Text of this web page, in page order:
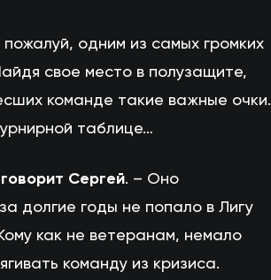
одним из самых громких
свое место в полузащите,
команде такие важные очки.
таблице…
говорит Сергей. – Оно
долгие годы не попало в Лигу
как не ветеранам, немало
команду из кризиса.